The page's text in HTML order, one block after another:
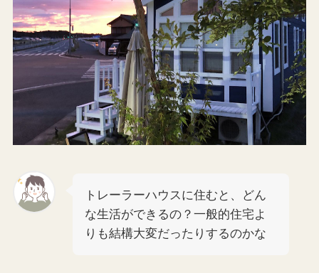
トレーラーハウスに住むと、どん
な生活ができるの？一般的住宅よ
りも結構大変だったりするのかな